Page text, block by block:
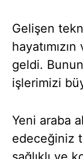
Gelişen
geldi.
işlerimizi
Yeni araba
edeceğiniz